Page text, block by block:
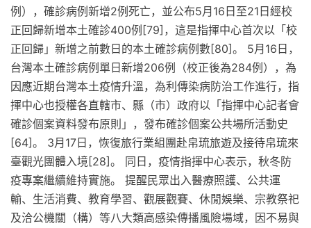
例），確診病例新增2例死亡，並公布5月16日至21日經校
正回歸新增本土確診400例[79]，這是指揮中心首次以「校
正回歸」新增之前數日的本土確診病例數[80]。 5月16日，
台灣本土確診病例單日新增206例（校正後為284例），為
因應近期台灣本土疫情升溫，為利傳染病防治工作進行，指
揮中心也授權各直轄市、縣（市）政府以「指揮中心記者會
確診個案資料發布原則」，發布確診個案公共場所活動史
[64]。 3月17日，恢復旅行業組團赴帛琉旅遊及接待帛琉來
臺觀光團體入境[28]。 同日，疫情指揮中心表示，秋冬防
疫專案繼續維持實施。 提醒民眾出入醫療照護、公共運
輸、生活消費、教育學習、觀展觀賽、休閒娛樂、宗教祭祀
及洽公機關（構）等八大類高感染傳播風險場域，因不易與